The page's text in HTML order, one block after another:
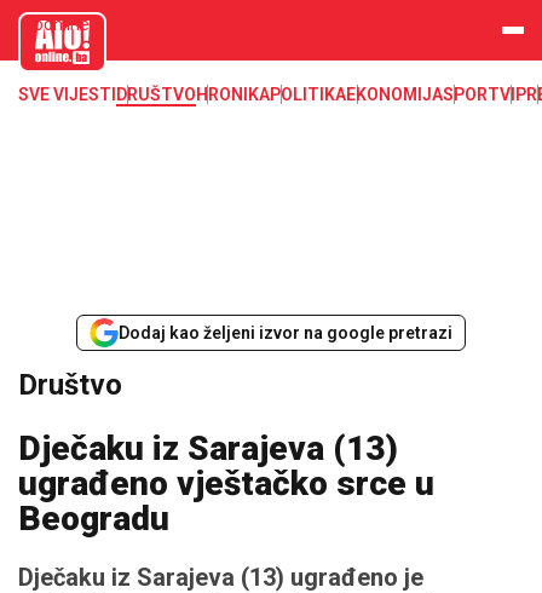
aloonline.b
SVE VIJESTI DRUŠTVOHRONIKAPOLITIKAEKONOMIJASPORTVIP
Dodaj kao željeni izvor na google pretrazi
Društvo
Dječaku iz Sarajeva (13)
ugrađeno vještačko srce u
Beogradu
Dječaku iz Sarajeva (13) ugrađeno je